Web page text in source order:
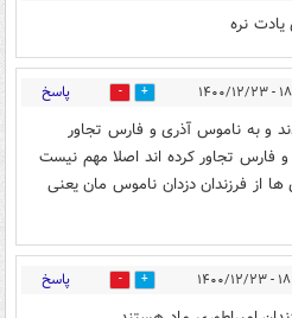
۱۲/۲۳ 5 پاسخ
و به ناموس آذری و فارس تجاور
و فارس تجاور کرده اند اصلا مهم نیست
از فرزندان دزدان ناموس مان یعنی
۱۲/۲۳ 2 پاسخ